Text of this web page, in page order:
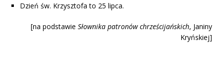
Dzień św. Krzysztofa to 25 lipca.
[na podstawie Słownika patronów chrześcijańskich, Janiny
Kryńskiej]